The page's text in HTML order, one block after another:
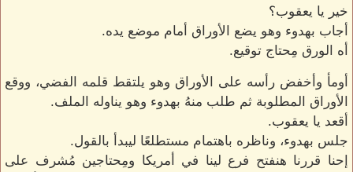
خير يا يعقوب؟
أجاب بهدوء وهو يضع الأوراق أمام موضع يده.
أه الورق مِحتاج توقيع.
أومأ وأخفض رأسه على الأوراق وهو يلتقط قلمه الفضي، ووقع
الأوراق المطلوبة ثم طلب منهُ بهدوء وهو يناوله الملف.
أقعد يا يعقوب.
جلس بهدوء، وناظره باهتمام مستطلعًا ليبدأ بالقول.
إحنا قررنا هنفتح فرع لينا في أمريكا ومِحتاجين مُشرف على